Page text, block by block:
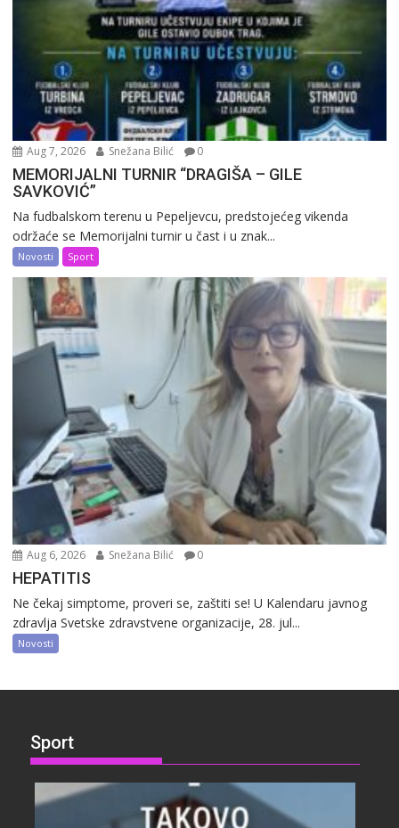
Aug 7, 2026 Snežana Bilić 0
MEMORIJALNI TURNIR “DRAGIŠA – GILE
SAVKOVIĆ”
Na fudbalskom terenu u Pepeljevcu, predstojećeg vikenda
održaće se Memorijalni turnir u čast i u znak...
Novosti Sport
Aug 6, 2026 Snežana Bilić 0
HEPATITIS
Ne čekaj simptome, proveri se, zaštiti se! U Kalendaru javnog
zdravlja Svetske zdravstvene organizacije, 28. jul...
Novosti
Sport